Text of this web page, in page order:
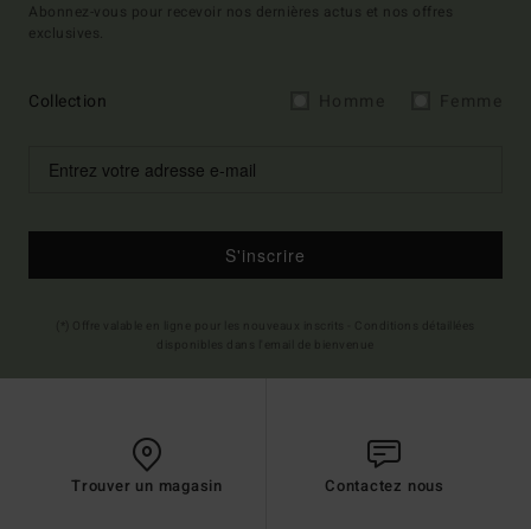
Abonnez-vous pour recevoir nos dernières actus et nos offres
exclusives.
Collection
S'inscrire
Trouver un magasin Contactez nous